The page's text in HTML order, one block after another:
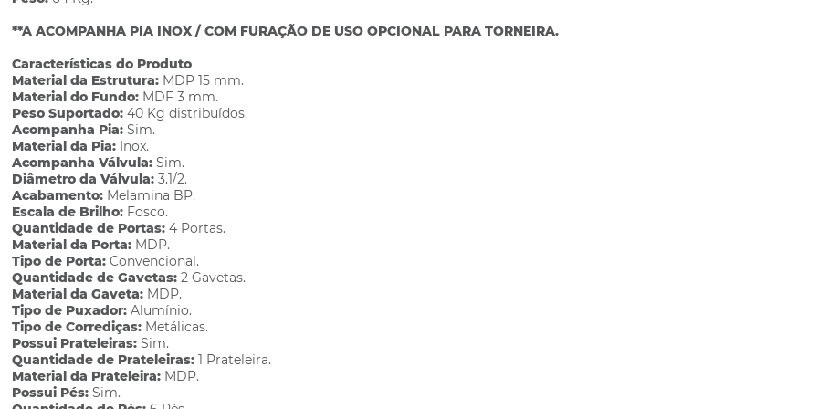
**A ACOMPANHA PIA INOX / COM FURAÇÃO DE USO OPCIONAL PARA TORNEIRA.
Características do Produto
Material da Estrutura: MDP 15 mm.
Material do Fundo: MDF 3 mm.
Peso Suportado: 40 Kg distribuídos.
Acompanha Pia: Sim.
Material da Pia: Inox.
Acompanha Válvula: Sim.
Diâmetro da Válvula: 3.1/2.
Acabamento: Melamina BP.
Escala de Brilho: Fosco.
Quantidade de Portas: 4 Portas.
Material da Porta: MDP.
Tipo de Porta: Convencional.
Quantidade de Gavetas: 2 Gavetas.
Material da Gaveta: MDP.
Tipo de Puxador: Alumínio.
Tipo de Corrediças: Metálicas.
Possui Prateleiras: Sim.
Quantidade de Prateleiras: 1 Prateleira.
Material da Prateleira: MDP.
Possui Pés: Sim.